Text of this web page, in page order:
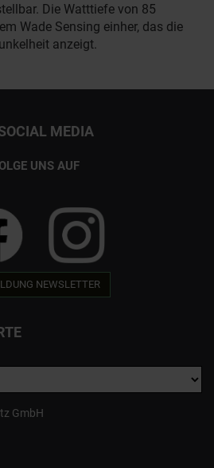
Die Watttiefe von 85
Wade Sensing einher, das die
anzeigt.
MEDIA
UNS AUF
NEWSLETTER
GmbH